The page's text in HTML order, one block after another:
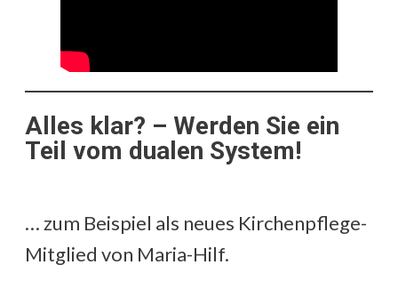
Alles klar? – Werden Sie ein
Teil vom dualen System!
… zum Beispiel als neues Kirchenpflege-
Mitglied von Maria-Hilf.